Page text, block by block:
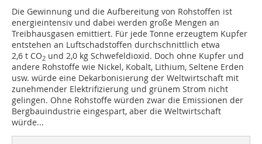
Die Gewinnung und die Aufbereitung von Rohstoffen ist
energieintensiv und dabei werden große Mengen an
Treibhausgasen emittiert. Für jede Tonne erzeugtem Kupfer
entstehen an Luftschadstoffen durchschnittlich etwa
2,6 t CO2 und 2,0 kg Schwefeldioxid. Doch ohne Kupfer und
andere Rohstoffe wie Nickel, Kobalt, Lithium, Seltene Erden
usw. würde eine Dekarbonisierung der Weltwirtschaft mit
zunehmender Elektrifizierung und grünem Strom nicht
gelingen. Ohne Rohstoffe würden zwar die Emissionen der
Bergbauindustrie eingespart, aber die Weltwirtschaft
würde...